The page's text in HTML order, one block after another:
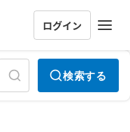
ログイン
検索する